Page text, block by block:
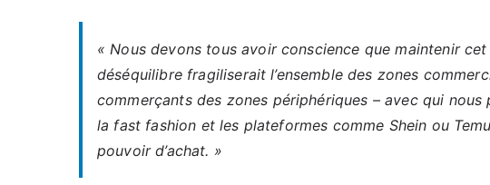
« Nous devons tous avoir conscience que maintenir
déséquilibre fragiliserait l’ensemble des zones
commerçants des zones périphériques – avec qui
la fast fashion et les plateformes comme Shein ou
pouvoir d’achat. »